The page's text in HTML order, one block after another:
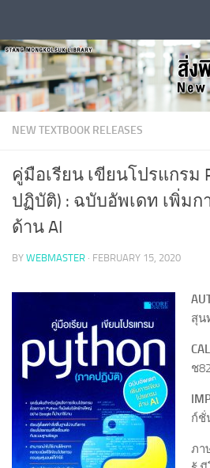
NEW TEXTBOOK RELEASES
คู่มือเรียน เขียนโปรแกรม
ปฏิบัติ) : ฉบับอัพเดท เพิ่มก
ด้าน AI
BY WEBMASTER · FEBRUARY 15, 2020
สุน
ช
ก์ชั่
ภา